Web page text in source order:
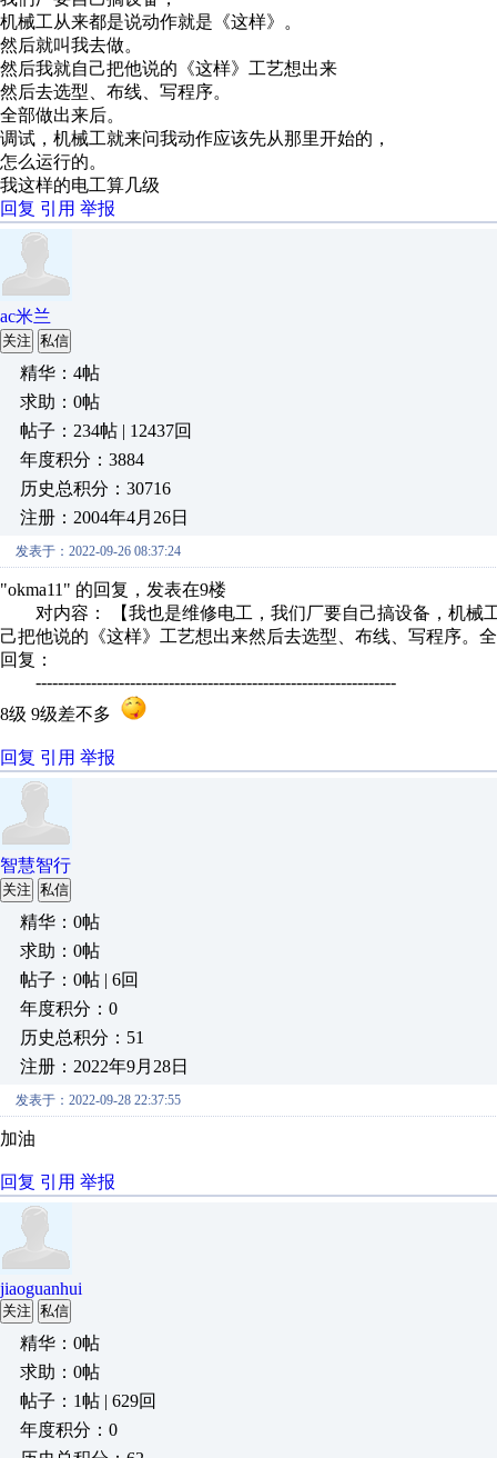
机械工从来都是说动作就是《这样》。
然后就叫我去做。
然后我就自己把他说的《这样》工艺想出来
然后去选型、布线、写程序。
全部做出来后。
调试，机械工就来问我动作应该先从那里开始的，
怎么运行的。
我这样的电工算几级
回复 引用 举报
ac米兰
关注 私信
精华：4帖
求助：0帖
帖子：234帖 | 12437回
年度积分：3884
历史总积分：30716
注册：2004年4月26日
发表于：2022-09-26 08:37:24
"okma11" 的回复，发表在9楼
对内容： 【我也是维修电工，我们厂要自己搞设备，机械
己把他说的《这样》工艺想出来然后去选型、布线、写程序。
回复：
-----------------------------------------------------------------
8级 9级差不多
回复 引用 举报
智慧智行
关注 私信
精华：0帖
求助：0帖
帖子：0帖 | 6回
年度积分：0
历史总积分：51
注册：2022年9月28日
发表于：2022-09-28 22:37:55
加油
回复 引用 举报
jiaoguanhui
关注 私信
精华：0帖
求助：0帖
帖子：1帖 | 629回
年度积分：0